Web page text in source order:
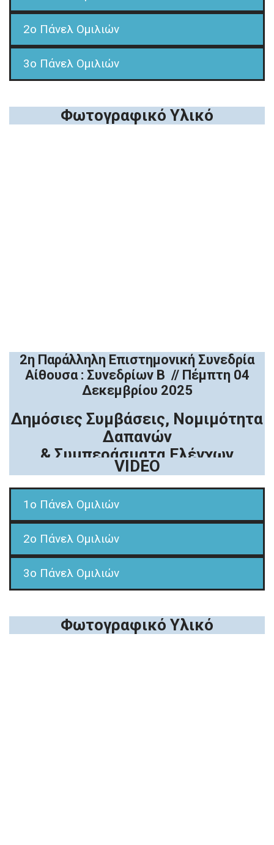
2o Πάνελ Ομιλιών
3o Πάνελ Ομιλιών
Φωτογραφικό Υλικό
2η Παράλληλη Επιστημονική Συνεδρία
Αίθουσα : Συνεδρίων Β // Πέμπτη 04
Δεκεμβρίου 2025
Δημόσιες Συμβάσεις, Νομιμότητα
Δαπανών
& Συμπεράσματα Ελέγχων
VIDEO
1o Πάνελ Ομιλιών
2o Πάνελ Ομιλιών
3o Πάνελ Ομιλιών
Φωτογραφικό Υλικό